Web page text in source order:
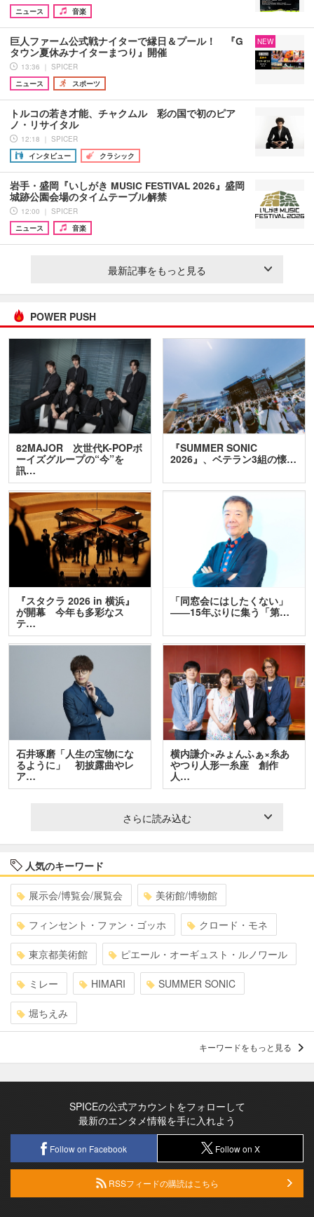
ニュース
音楽
巨人ファーム公式戦ナイターで縁日＆プール！ 『G
タウン夏休みナイターまつり』開催
13:36 ｜ SPICER
ニュース
スポーツ
NEW
トルコの若き才能、チャクムル 彩の国で初のピア
ノ・リサイタル
12:18 ｜ SPICER
インタビュー
クラシック
岩手・盛岡『いしがき MUSIC FESTIVAL 2026』盛岡
城跡公園会場のタイムテーブル解禁
12:00 ｜ SPICER
ニュース
音楽
最新記事をもっと見る
POWER PUSH
82MAJOR 次世代K-POPボ
ーイズグループの“今”を
訊…
『SUMMER SONIC
2026』、ベテラン3組の懐…
『スタクラ 2026 in 横浜』
が開幕 今年も多彩なス
テ…
「同窓会にはしたくない」
――15年ぶりに集う「第…
石井琢磨「人生の宝物にな
るように」 初披露曲やレ
ア…
横内謙介×みょんふぁ×糸あ
やつり人形一糸座 創作
人…
さらに読み込む
人気のキーワード
展示会/博覧会/展覧会 美術館/博物館
フィンセント・ファン・ゴッホ クロード・モネ
東京都美術館 ピエール・オーギュスト・ルノワール
ミレー HIMARI SUMMER SONIC
堀ちえみ
キーワードをもっと見る
SPICEの公式アカウントをフォローして
最新のエンタメ情報を手に入れよう
Follow on Facebook Follow on X
RSSフィードの購読はこちら